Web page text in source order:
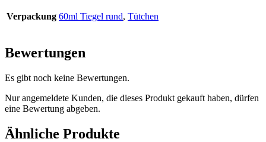
Verpackung 60ml Tiegel rund, Tütchen
Bewertungen
Es gibt noch keine Bewertungen.
Nur angemeldete Kunden, die dieses Produkt gekauft haben, dürfen
eine Bewertung abgeben.
Ähnliche Produkte